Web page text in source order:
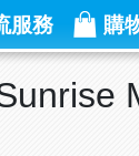
服務 購